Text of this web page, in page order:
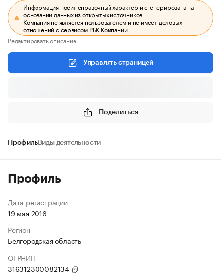
Информация носит справочный характер и сгенерирована на
основании данных из открытых источников.
Компания не является пользователем и не имеет деловых
отношений с сервисом РБК Компании.
Редактировать описание
Управлять страницей
Поделиться
ПрофильВиды деятельности
Профиль
Дата регистрации
19 мая 2016
Регион
Белгородская область
ОГРНИП
316312300082134